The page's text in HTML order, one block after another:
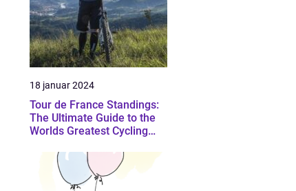
18 januar 2024
Tour de France Standings:
The Ultimate Guide to the
Worlds Greatest Cycling